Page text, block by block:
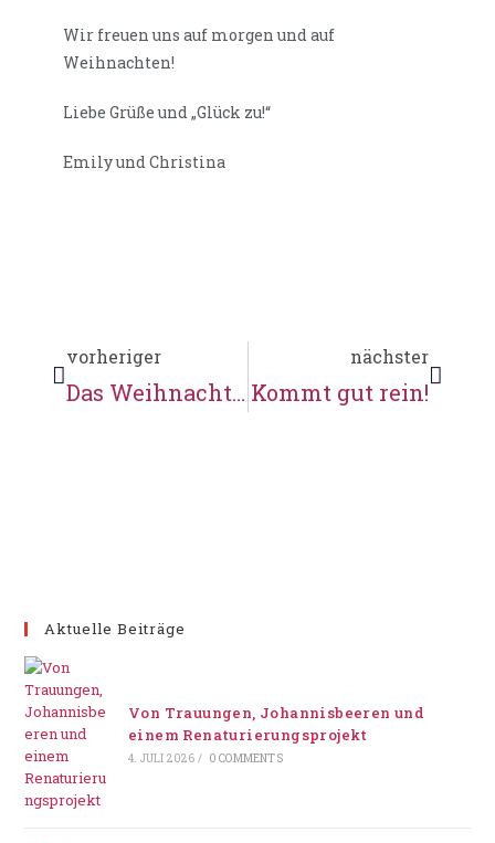
Wir freuen uns auf morgen und auf
Weihnachten!
Liebe Grüße und „Glück zu!“
Emily und Christina
vorheriger
Das Weihnachtsvideo von Victoria und Lukas – unbedingt ansehen!
nächster
Kommt gut rein!
Aktuelle Beiträge
Von Trauungen, Johannisbeeren und
einem Renaturierungsprojekt
4. JULI 2026 / 0 COMMENTS